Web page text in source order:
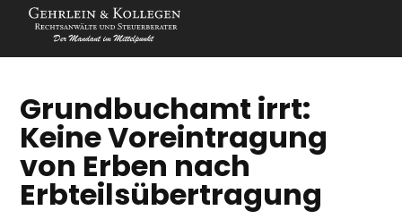
Grundbuchamt irrt:
Keine Voreintragung
von Erben nach
Erbteilsübertragung